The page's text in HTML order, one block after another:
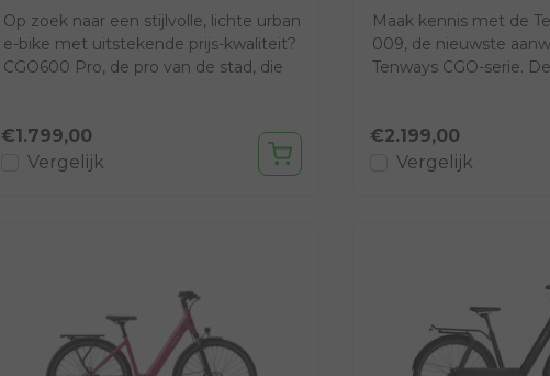
Op zoek naar een stijlvolle, lichte urban
e-bike met uitstekende prijs-kwaliteit?
CGO600 Pro, de pro van de stad, die
€1.799,00
Vergelijk
Maak kennis met de
009, de nieuwste
Tenways CGO-serie.
€2.199,00
Vergelijk